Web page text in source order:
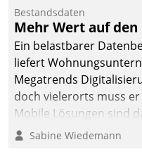
Ressort Kapitalanlage für
künftige Aufgaben und
Herausforderungen
gerüstet.
Bestandsdaten
Mehr Wert auf
Ein belastbarer
liefert
Megatrends
doch vielerorts muss
Mobile Lösungen sind
Sabine Wiedemann